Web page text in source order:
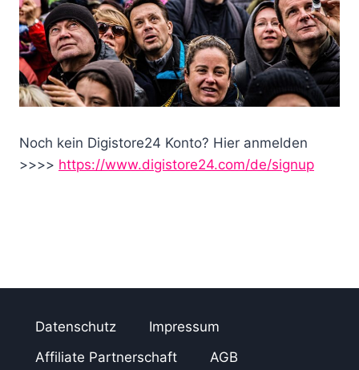
Noch kein Digistore24 Konto? Hier anmelden
>>>> https://www.digistore24.com/de/signup
Datenschutz
Impressum
Affiliate Partnerschaft
AGB